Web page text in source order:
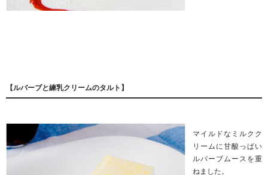
【ルバーブと練乳クリームのタルト】
マイルドなミルクク
リームに甘酸っぱい
ルバーブムースを重
ねました。